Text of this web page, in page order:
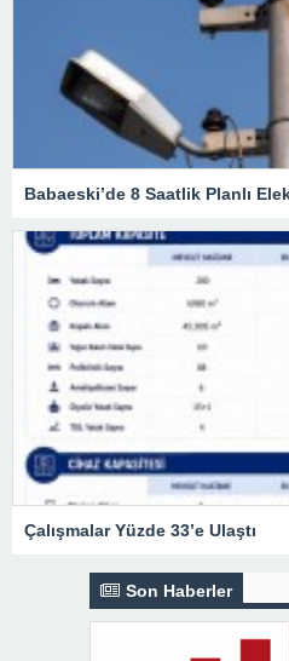
Babaeski’de 8 Saatlik Planlı
Çalışmalar Yüzde 33’e Ulaştı
Son Haberler